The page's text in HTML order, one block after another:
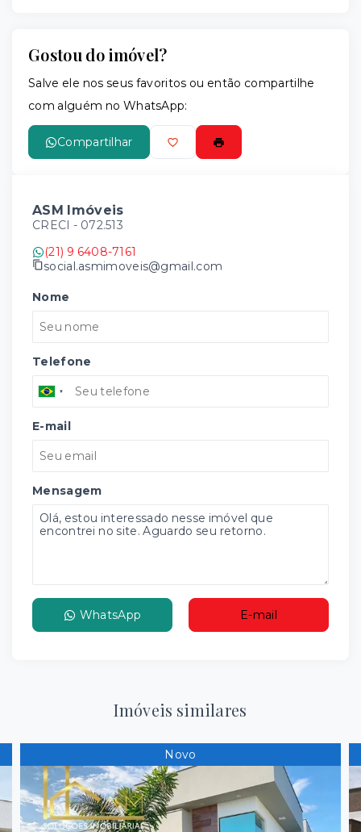
Gostou do imóvel?
Salve ele nos seus favoritos ou então compartilhe
com alguém no WhatsApp:
Compartilhar
ASM Imóveis
CRECI - 072.513
(21) 9 6408-7161
social.asmimoveis@gmail.com
Nome
Telefone
E-mail
Mensagem
WhatsApp E-mail
Imóveis similares
Novo